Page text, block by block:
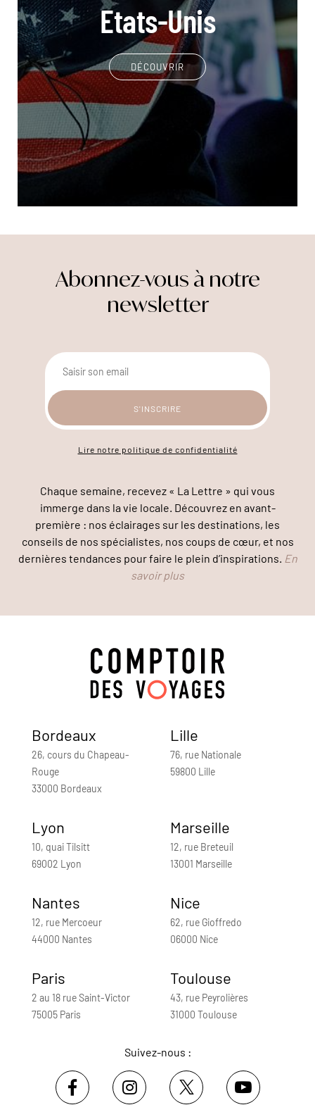
Etats-Unis
DÉCOUVRIR
Abonnez-vous à notre
newsletter
Lire notre politique de confidentialité
Chaque semaine, recevez « La Lettre » qui vous
immerge dans la vie locale. Découvrez en avant-
première : nos éclairages sur les destinations, les
conseils de nos spécialistes, nos coups de cœur, et nos
dernières tendances pour faire le plein d’inspirations. En
savoir plus
Bordeaux
26, cours du Chapeau-
Rouge
33000 Bordeaux
Lille
76, rue Nationale
59800 Lille
Lyon
10, quai Tilsitt
69002 Lyon
Marseille
12, rue Breteuil
13001 Marseille
Nantes
12, rue Mercoeur
44000 Nantes
Nice
62, rue Gioffredo
06000 Nice
Paris
2 au 18 rue Saint-Victor
75005 Paris
Toulouse
43, rue Peyrolières
31000 Toulouse
Suivez-nous :